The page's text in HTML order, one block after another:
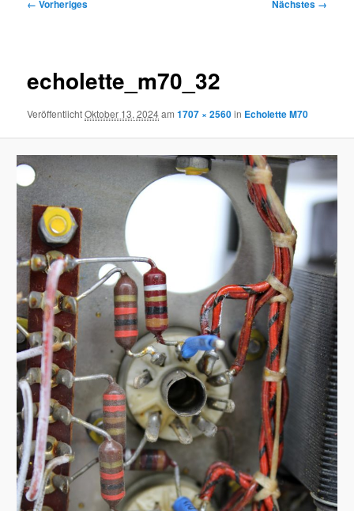
← Vorheriges Nächstes →
echolette_m70_32
VeröffentlichtOktober 13, 2024am1707 × 2560in Echolette M70